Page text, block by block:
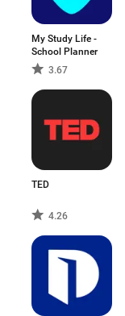
My Study Life -
School Planner
3.67
TED
4.26